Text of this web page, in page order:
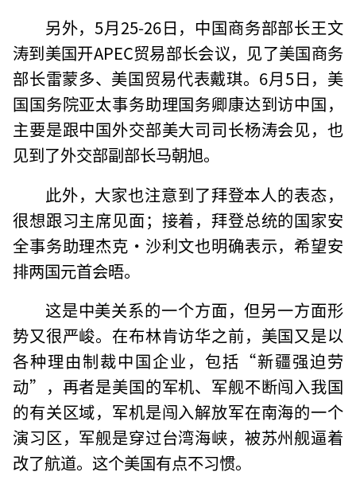
另外，5月25-26日，中国商务部部长王文
涛到美国开APEC贸易部长会议，见了美国商务
部长雷蒙多、美国贸易代表戴琪。6月5日，美
国国务院亚太事务助理国务卿康达到访中国，
主要是跟中国外交部美大司司长杨涛会见，也
见到了外交部副部长马朝旭。
此外，大家也注意到了拜登本人的表态，
很想跟习主席见面；接着，拜登总统的国家安
全事务助理杰克·沙利文也明确表示，希望安
排两国元首会晤。
这是中美关系的一个方面，但另一方面形
势又很严峻。在布林肯访华之前，美国又是以
各种理由制裁中国企业，包括“新疆强迫劳
动”，再者是美国的军机、军舰不断闯入我国
的有关区域，军机是闯入解放军在南海的一个
演习区，军舰是穿过台湾海峡，被苏州舰逼着
改了航道。这个美国有点不习惯。